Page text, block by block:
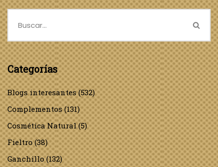
Categorías
Blogs interesantes(532)
Complementos(131)
Cosmética Natural(5)
Fieltro(38)
Ganchillo(132)